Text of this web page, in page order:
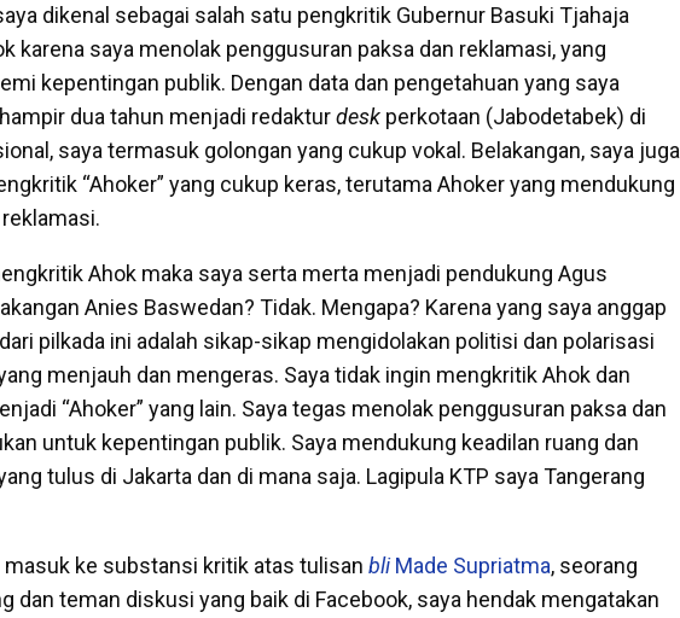
dikenal sebagai salah satu pengkritik Gubernur Basuki Tjahaja
karena saya menolak penggusuran paksa dan reklamasi, yang
kepentingan publik. Dengan data dan pengetahuan yang saya
dua tahun menjadi redakturdesk perkotaan (Jabodetabek) di
saya termasuk golongan yang cukup vokal. Belakangan, saya juga
“Ahoker” yang cukup keras, terutama Ahoker yang mendukung
Ahok maka saya serta merta menjadi pendukung Agus
Anies Baswedan? Tidak. Mengapa? Karena yang saya anggap
pilkada ini adalah sikap-sikap mengidolakan politisi dan polarisasi
menjauh dan mengeras. Saya tidak ingin mengkritik Ahok dan
“Ahoker” yang lain. Saya tegas menolak penggusuran paksa dan
untuk kepentingan publik. Saya mendukung keadilan ruang dan
tulus di Jakarta dan di mana saja. Lagipula KTP saya Tangerang
masuk ke substansi kritik atas tulisan bliMade Supriatma, seorang
dan teman diskusi yang baik di Facebook, saya hendak mengatakan